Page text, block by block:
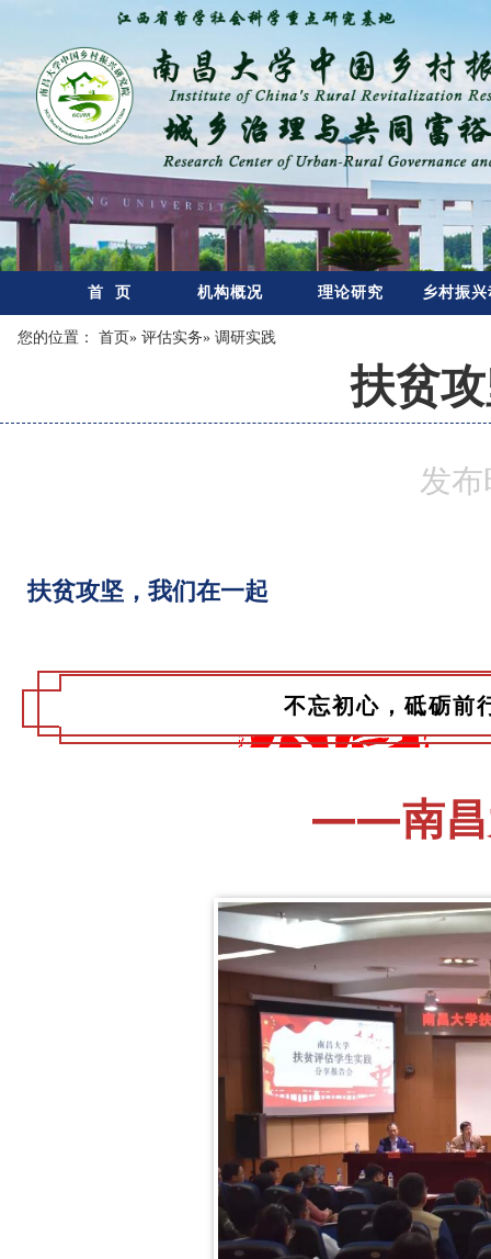
首 页 机构概况 理论研究 乡村振
您的位置： 首页» 评估实务» 调研实践
扶贫
发布
扶贫攻坚，我们在一起
不忘初心，砥砺前
——南